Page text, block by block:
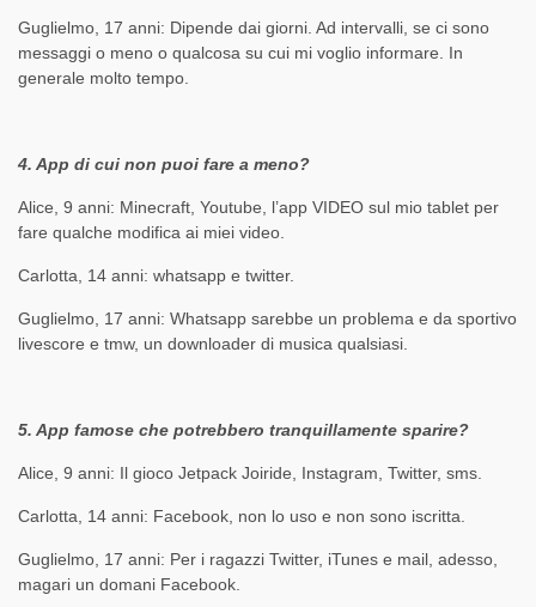
Guglielmo, 17 anni: Dipende dai giorni. Ad intervalli, se ci sono
messaggi o meno o qualcosa su cui mi voglio informare. In
generale molto tempo.
4. App di cui non puoi fare a meno?
Alice, 9 anni: Minecraft, Youtube, l’app VIDEO sul mio tablet per
fare qualche modifica ai miei video.
Carlotta, 14 anni: whatsapp e twitter.
Guglielmo, 17 anni: Whatsapp sarebbe un problema e da sportivo
livescore e tmw, un downloader di musica qualsiasi.
5. App famose che potrebbero tranquillamente sparire?
Alice, 9 anni: Il gioco Jetpack Joiride, Instagram, Twitter, sms.
Carlotta, 14 anni: Facebook, non lo uso e non sono iscritta.
Guglielmo, 17 anni: Per i ragazzi Twitter, iTunes e mail, adesso,
magari un domani Facebook.